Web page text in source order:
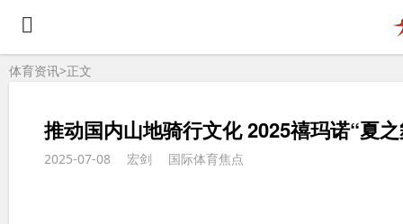
体育资讯>正文
推动国内山地骑行文化 2025禧玛诺“夏
2025-07-08 宏剑 国际体育焦点